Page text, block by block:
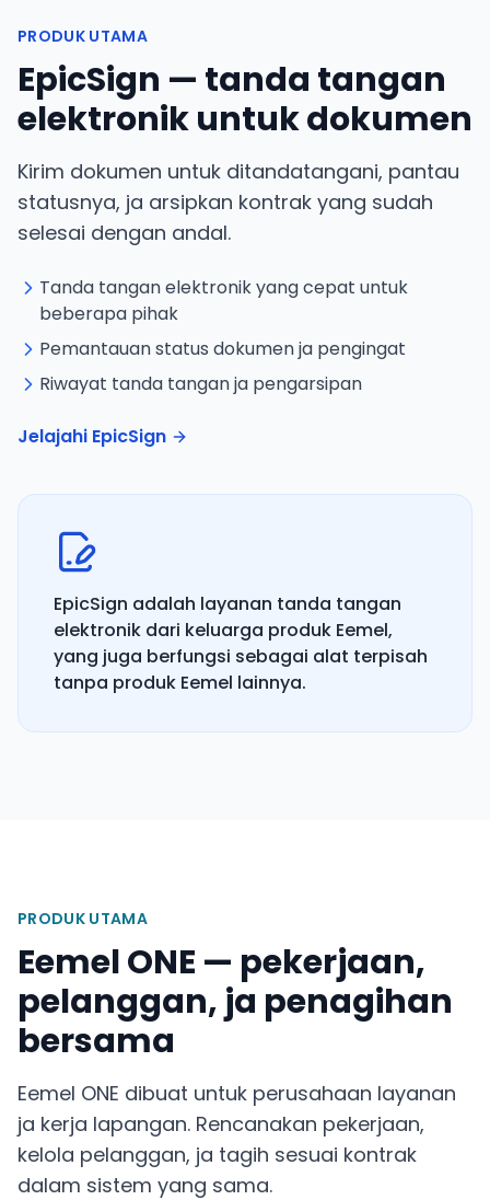
PRODUK UTAMA
EpicSign — tanda tangan
elektronik untuk dokumen
Kirim dokumen untuk ditandatangani, pantau
statusnya, ja arsipkan kontrak yang sudah
selesai dengan andal.
Tanda tangan elektronik yang cepat untuk
beberapa pihak
Pemantauan status dokumen ja pengingat
Riwayat tanda tangan ja pengarsipan
Jelajahi EpicSign
EpicSign adalah layanan tanda tangan
elektronik dari keluarga produk Eemel,
yang juga berfungsi sebagai alat terpisah
tanpa produk Eemel lainnya.
PRODUK UTAMA
Eemel ONE — pekerjaan,
pelanggan, ja penagihan
bersama
Eemel ONE dibuat untuk perusahaan layanan
ja kerja lapangan. Rencanakan pekerjaan,
kelola pelanggan, ja tagih sesuai kontrak
dalam sistem yang sama.